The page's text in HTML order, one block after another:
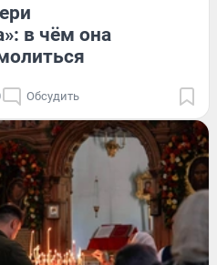
в чём она
Обсудить